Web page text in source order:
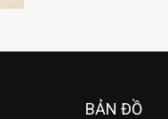
BẢN ĐỒ